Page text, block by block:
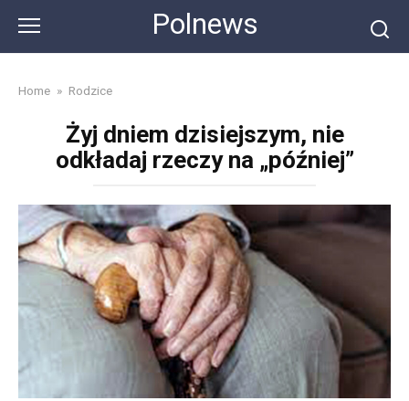
content
Polnews
Home » Rodzice
Żyj dniem dzisiejszym, nie
odkładaj rzeczy na „później”